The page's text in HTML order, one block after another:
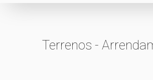
Terrenos -